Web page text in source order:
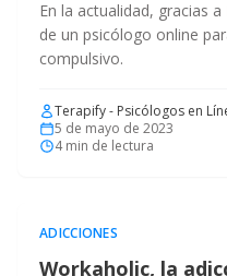
En la actualidad, gracias
de un psicólogo online
compulsivo.
Terapify - Psicólogos en
5 de mayo de 2023
4min de lectura
ADICCIONES
Workaholic, la